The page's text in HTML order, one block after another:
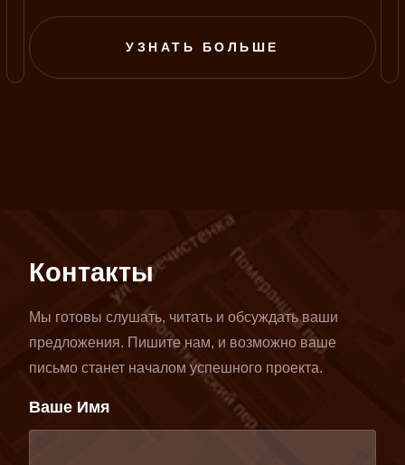
мероприятие проводится во французском городе
Ла-Рошель, однако в этом году на фоне пандемии
полностью перенесено в онлайн-формат.
УЗНАТЬ БОЛЬШЕ
Контакты
Мы готовы слушать, читать и обсуждать ваши
предложения. Пишите нам, и возможно ваше
письмо станет началом успешного проекта.
Ваше Имя